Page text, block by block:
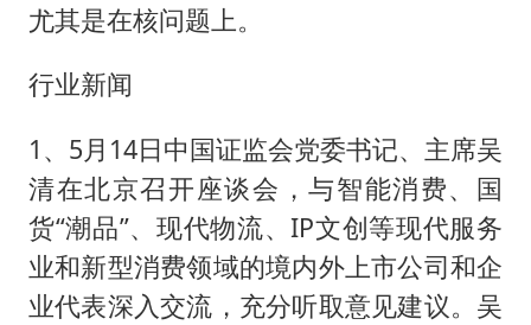
尤其是在核问题上。
行业新闻
1、5月14日中国证监会党委书记、主席吴
清在北京召开座谈会，与智能消费、国
货“潮品”、现代物流、IP文创等现代服务
业和新型消费领域的境内外上市公司和企
业代表深入交流，充分听取意见建议。吴